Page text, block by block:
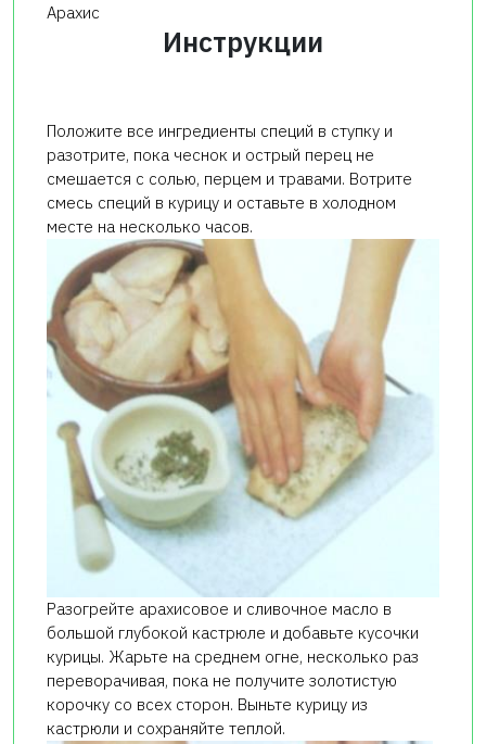
Арахис
Инструкции
Положите все ингредиенты специй в ступку и
разотрите, пока чеснок и острый перец не
смешается с солью, перцем и травами. Вотрите
смесь специй в курицу и оставьте в холодном
месте на несколько часов.
Разогрейте арахисовое и сливочное масло в
большой глубокой кастрюле и добавьте кусочки
курицы. Жарьте на среднем огне, несколько раз
переворачивая, пока не получите золотистую
корочку со всех сторон. Выньте курицу из
кастрюли и сохраняйте теплой.